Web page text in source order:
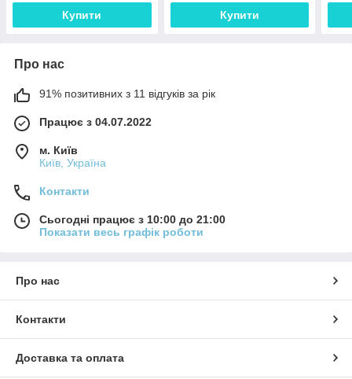
Купити Купити
Про нас
91% позитивних з 11 відгуків за рік
Працює з 04.07.2022
м. Київ
Київ, Україна
Контакти
Сьогодні працює з 10:00 до 21:00
Показати весь графік роботи
Про нас
Контакти
Доставка та оплата